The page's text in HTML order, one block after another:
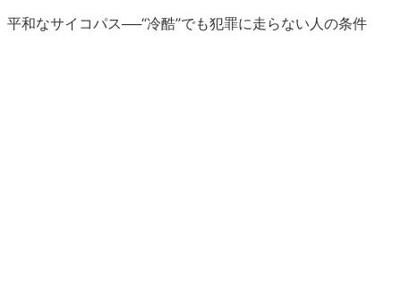
平和なサイコパス──“冷酷”でも犯罪に走らない人の条件